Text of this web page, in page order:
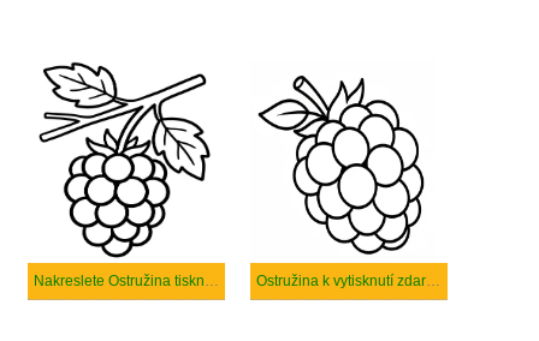
Nakreslete Ostružina tisknutelné Ostružina k vytisknutí zdarma